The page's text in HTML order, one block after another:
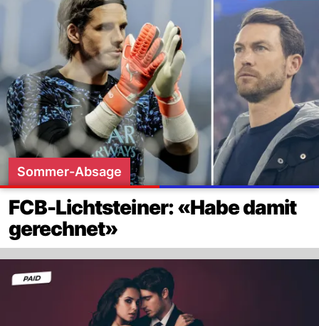
Sommer-Absage
FCB-Lichtsteiner: «Habe damit
gerechnet»